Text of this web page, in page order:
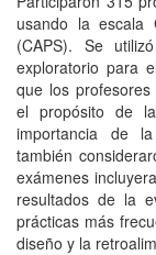
usando la escala
(CAPS). Se
exploratorio para
que los
el propósito de
importancia de
también
exámenes
resultados de la
prácticas más
diseño y la